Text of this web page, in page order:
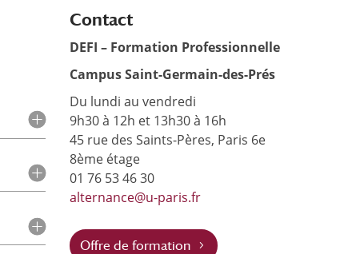
Contact
DEFI – Formation Professionnelle
Campus Saint-Germain-des-Prés
Du lundi au vendredi
9h30 à 12h et 13h30 à 16h
45 rue des Saints-Pères, Paris 6e
8ème étage
01 76 53 46 30
alternance@u-paris.fr
Offre de formation